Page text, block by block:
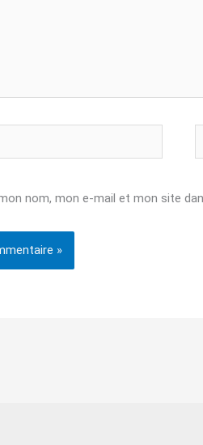
nom, mon e-mail et mon site